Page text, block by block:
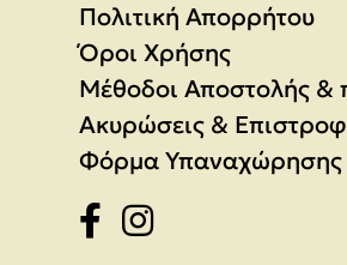
Πολιτική Απορρήτου
Όροι Χρήσης
Μέθοδοι Αποστολής &
Ακυρώσεις &
Φόρμα Υπαναχώρησης